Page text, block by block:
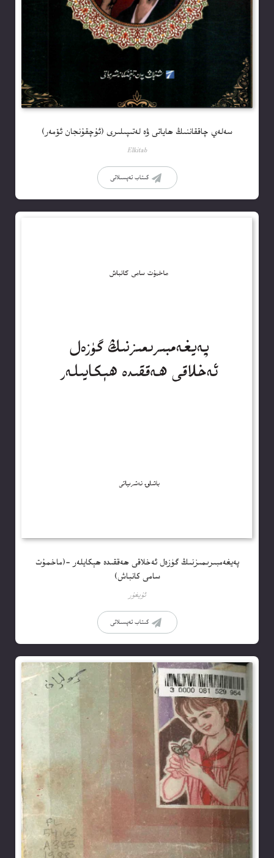
سەلەي چاققاننىڭ ھاياتى ۋە لەتىپىلىرى (ئۇچقۇنجان ئۆمەر)
Elkitab
كىتاب تەپسىلاتى
پەيغەمبىرىمىزنىڭ گۈزەل ئەخلاقى ھەققىدە ھېكايلەر -(ماخمۇت
سامى كانباش)
ئۇيغۇر
كىتاب تەپسىلاتى